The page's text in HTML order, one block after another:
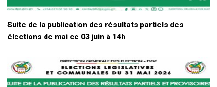
Suite de la publication des résultats partiels des
élections de mai ce 03 juin à 14h